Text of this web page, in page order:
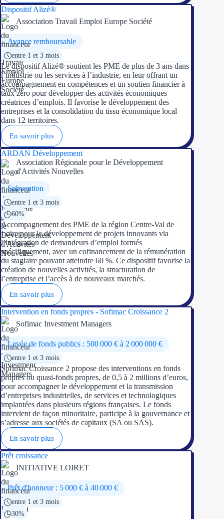
Aides
Solutions MAPi
Simulateur d'éligibilité
Trouvez des idées de
Quelles aides pour
Aides Région
Aides Région
Régions de I à P
Aides Région Île-
Aides Région
Aides Région
Dispositif Alizé®
Association Travail Emploi Europe Société
Avance remboursable
entre 1 et 3 mois
Le dispositif Alizé® soutient les PME de plus de 3 ans dans
l’industrie ou les services à l’industrie, en leur offrant un
accompagnement en compétences et un soutien financier à
taux zéro pour développer des activités économiques
créatrices d’emplois. Il favorise le développement des
entreprises et la consolidation du tissu économique local
dans 12 territoires.
En savoir plus
ARDAN Développement
Association Régionale pour le Développement
d'Activités Nouvelles
Subvention
entre 1 et 3 mois
60%
Accompagnement des PME de la région Centre-Val de
Loire pour le développement de projets innovants via
l’intégration de demandeurs d’emploi formés
spécifiquement, avec un cofinancement de la rémunération
du stagiaire pouvant atteindre 60 %. Ce dispositif favorise la
création de nouvelles activités, la structuration de
l’entreprise et l’accès à de nouveaux marchés.
En savoir plus
Intervention en fonds propres - Sofimac Croissance 2
Sofimac Investment Managers
Levée de fonds publics : 500 000 € à 2 000 000 €
entre 1 et 3 mois
Sofimac Croissance 2 propose des interventions en fonds
propres ou quasi-fonds propres, de 0,5 à 2 millions d’euros,
pour accompagner le développement et la transmission
d’entreprises industrielles, de services et technologiques
implantées dans plusieurs régions françaises. Le fonds
intervient de façon minoritaire, participe à la gouvernance et
s’adresse aux sociétés de capitaux (SA ou SAS).
En savoir plus
Prêt croissance
INITIATIVE LOIRET
Prêt d'honneur : 5 000 € à 40 000 €
entre 1 et 3 mois
30%